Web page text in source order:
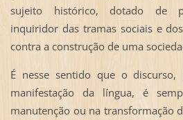
sujeito histórico, dotado de
inquiridor das tramas sociais e
contra a construção de uma
É nesse sentido que o
manifestação da língua, é
manutenção ou na transformação